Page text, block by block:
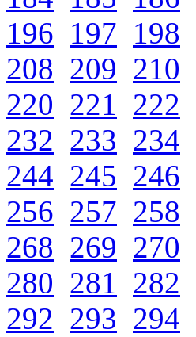
196 197 198
208 209 210
220 221 222
232 233 234
244 245 246
256 257 258
268 269 270
280 281 282
292 293 294